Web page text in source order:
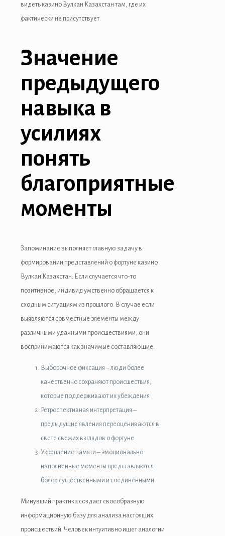
bonusu
bonusu
bonusu
bonusu
mp3 downloader
Forum
güncel giriş
видеть казино Вулкан Казахстан там, где их
фактически не присутствует.
Значение
предыдущего
навыка в
усилиях
понять
благоприятные
моменты
Запоминание выполняет главную задачу в
формировании представлений о фортуне казино
Вулкан Казахстан. Если случается что-то
позитивное, индивид умственно обращается к
сходным ситуациям из прошлого. В случае если
выявляются совместные элементы между
различными удачными происшествиями, они
воспринимаются как значимые составляющие.
Выборочное фиксация – люди более
качественно сохраняют происшествия,
которые поддерживают их убеждения
Ретроспективная интерпретация –
предыдущие явления переоцениваются в
свете свежих взглядов о фортуне
Укрепление памяти – эмоционально
наполненные моменты представляются
более существенными и соединенными
Минувший практика создает своеобразную
информационную базу для анализа настоящих
происшествий. Человек интуитивно ищет аналогии